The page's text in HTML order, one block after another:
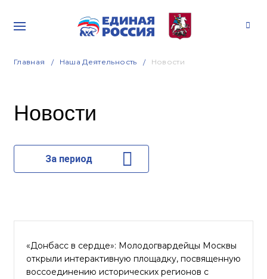
Главная Наша Деятельность Новости
Новости
За период
«Донбасс в сердце»: Молодогвардейцы Москвы
открыли интерактивную площадку, посвященную
воссоединению исторических регионов с